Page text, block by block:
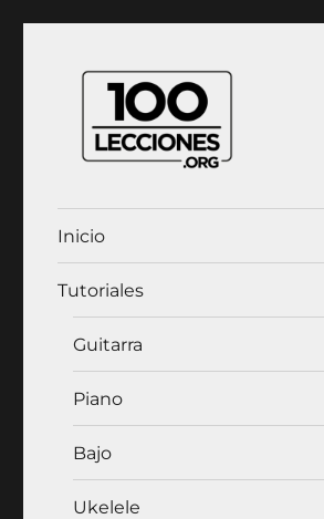
100Lecciones.Org
Inicio
Tutoriales
Guitarra
Piano
Bajo
Ukelele